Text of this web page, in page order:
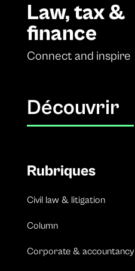
Law, tax &
finance
Connect and inspire
Découvrir
Rubriques
Civil law & litigation
Column
Corporate & accountancy